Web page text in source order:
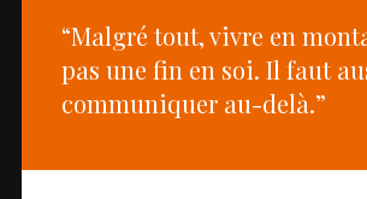
“Malgré tout, vivre en
pas une fin en soi. Il faut
communiquer au-delà.”